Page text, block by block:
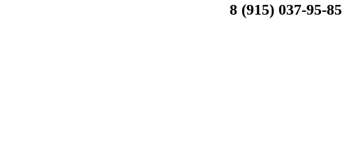
8 (915) 037-95-85